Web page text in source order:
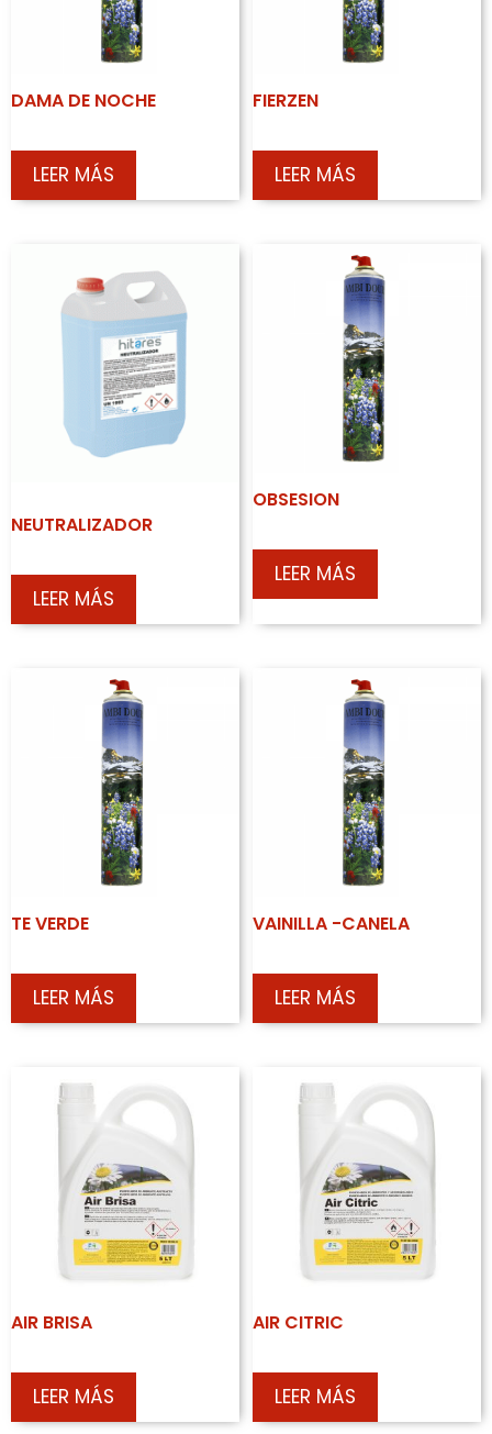
DAMA DE NOCHE
LEER MÁS
FIERZEN
LEER MÁS
NEUTRALIZADOR
LEER MÁS
OBSESION
LEER MÁS
TE VERDE
LEER MÁS
VAINILLA -CANELA
LEER MÁS
AIR BRISA
LEER MÁS
AIR CITRIC
LEER MÁS